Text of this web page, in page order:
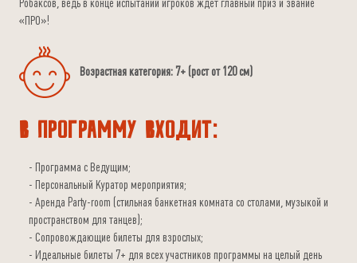
Робаксов, ведь в конце испытаний игроков ждёт главный приз и звание
«ПРО»!
Возрастная категория: 7+ (рост от 120 см)
В программу входит:
Программа с Ведущим;
Персональный Куратор мероприятия;
Аренда Party-room (стильная банкетная комната со столами, музыкой и
пространством для танцев);
Сопровождающие билеты для взрослых;
Идеальные билеты 7+ для всех участников программы на целый день